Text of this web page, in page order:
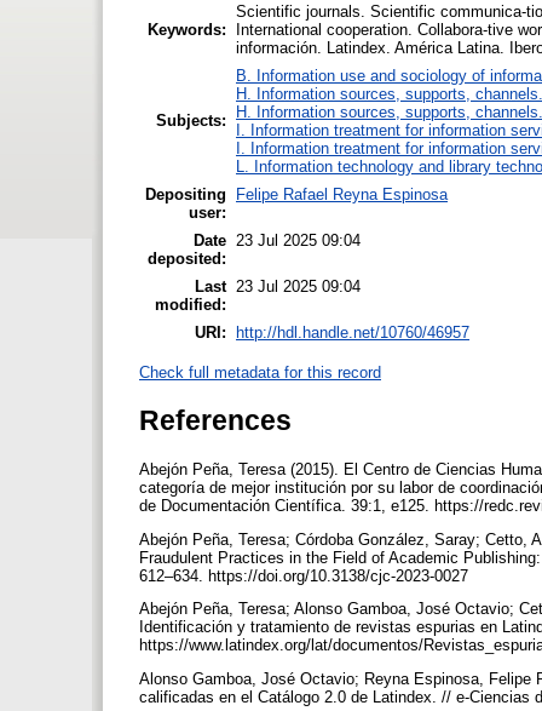
Keywords:
Scientific journals. Scientific communica-
International cooperation. Collabora-tive
información. Latindex. América Latina.
Subjects:
B. Information use and sociology of
H. Information sources, supports, channels.
H. Information sources, supports, channels.
I. Information treatment for information
I. Information treatment for information
L. Information technology and library
Depositing
user:
Felipe Rafael Reyna Espinosa
Date
deposited:
23 Jul 2025 09:04
Last
modified:
23 Jul 2025 09:04
URI: http://hdl.handle.net/10760/46957
Check full metadata for this record
References
Abejón Peña, Teresa (2015). El Centro de Ciencias
categoría de mejor institución por su labor de
de Documentación Científica. 39:1, e125. https://
Abejón Peña, Teresa; Córdoba González, Saray; Cetto,
Fraudulent Practices in the Field of Academic
612–634. https://doi.org/10.3138/cjc-2023-0027
Abejón Peña, Teresa; Alonso Gamboa, José Octavio;
Identificación y tratamiento de revistas espurias en
https://www.latindex.org/lat/documentos/
Alonso Gamboa, José Octavio; Reyna Espinosa,
calificadas en el Catálogo 2.0 de Latindex. // e-